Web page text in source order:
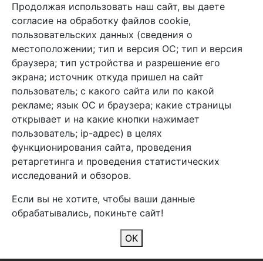
+7 (495) 933-38-08
info@arben-textile.ru- оптовые продажи
Арбен текстиль г. Щелково, пер.
1-й Советский д.25, владение 2.
Мы в соц. сетях
2026 Copyright © Арбен
Продолжая использовать наш сайт, вы даете
согласие на обработку файлов cookie,
пользовательских данных (сведения о
местоположении; тип и версия ОС; тип и версия
браузера; тип устройства и разрешение его
экрана; источник откуда пришел на сайт
пользователь; с какого сайта или по какой
рекламе; язык ОС и браузера; какие страницы
открывает и на какие кнопки нажимает
пользователь; ip-адрес) в целях
функционирования сайта, проведения
ретаргетинга и проведения статистических
исследований и обзоров.
Если вы не хотите, чтобы ваши данные
обрабатывались, покиньте сайт!
ОК